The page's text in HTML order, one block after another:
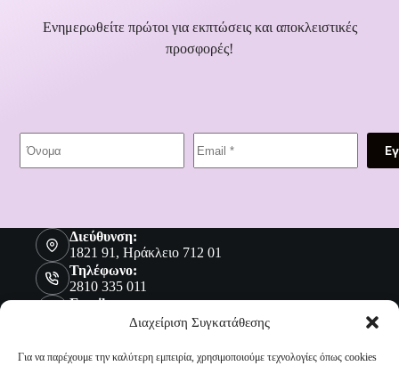
Διαχείριση Συγκατάθεσης
Για να παρέχουμε την καλύτερη εμπειρία, χρησιμοποιούμε τεχνολογίες όπως cookies
Ενημερωθείτε πρώτοι για εκπτώσεις και αποκλειστικές
προσφορές!
Διεύθυνση:
1821 91, Ηράκλειο 712 01
Τηλέφωνο:
2810 335 011
Email:
sales@malenashop.gr